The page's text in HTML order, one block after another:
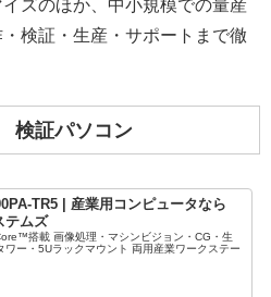
ズのほか、中小規模での量産
検証・生産・サポートまで徹
検証パソコン
TR5 | 産業用コンピュータなら
テムズ
搭載 画像処理・マシンビジョン・CG・生
ワー・5Uラックマウント 両用産業ワークステー